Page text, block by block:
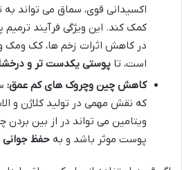
اکسیدانی قوی، سماق می تواند
کمک کند. این ویژگی فرآیند
در کاهش اثرات زخم ها، کک ومک
است، تا پوستی یکدست تر و
کاهش چین وچروک های کم عمق:
که نقش مهمی در تولید کلاژن و
ویتامین می تواند در از بین
پوست موثر باشد و به حفظ